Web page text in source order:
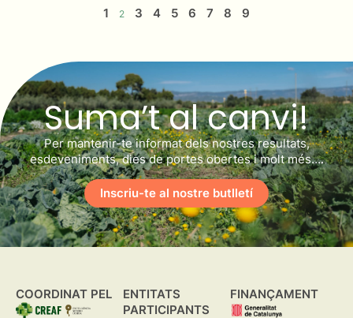
1 2 3 4 5 6 7 8 9
Suma’t al canvi!
Per mantenir-te informat dels nostres resultats,
esdeveniments, dies de portes obertes i molt més….
Inscriu-te al nostre butlletí
COORDINAT PEL
ENTITATS
PARTICIPANTS
FINANÇAMENT